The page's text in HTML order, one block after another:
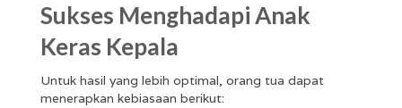
Sukses Menghadapi Anak
Keras Kepala
Untuk hasil yang lebih optimal, orang tua dapat
menerapkan kebiasaan berikut: